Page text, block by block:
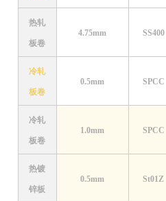
热轧
板卷
4.75mm SS400
冷轧
板卷
0.5mm SPCC
冷轧
板卷
1.0mm SPCC
热镀
锌板
0.5mm St01Z